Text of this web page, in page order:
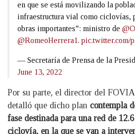
en que se está movilizando la
infraestructura vial como ciclovías,
obras importantes”: ministro de
@RomeoHerrera1. pic.twitter.com/
— Secretaría de Prensa de la
June 13, 2022
Por su parte, el director del
detalló que dicho plan contempla
fase destinada para una red de
ciclovía, en la que se van a